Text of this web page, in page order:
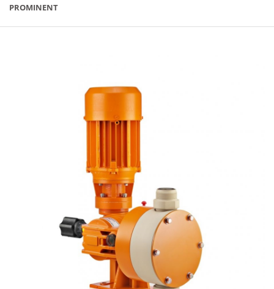
PROMINENT